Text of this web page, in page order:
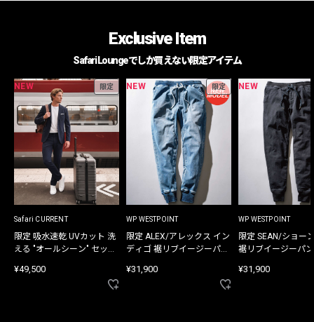
Exclusive Item
Safari Loungeでしか買えない限定アイテム
NEW 限定
Safari CURRENT
限定 吸水速乾 UVカット 洗
える "オールシーン" セット
¥49,500
NEW 限定
WP WESTPOINT
限定 ALEX/アレックス イン
ディゴ 裾リブイージーパン
¥31,900
NEW
WP WESTPOINT
限定 SEAN/ショー
裾リブイージーパ
¥31,900